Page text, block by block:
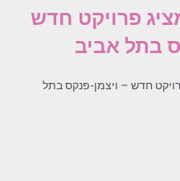
פרויקט חדש
בתל אביב
חדש – ויצמן-פנקס בתל